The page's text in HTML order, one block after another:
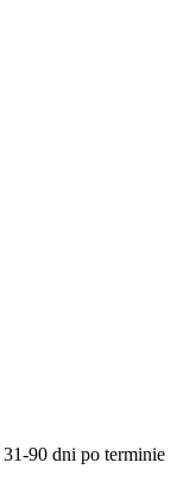
31-90 dni po terminie